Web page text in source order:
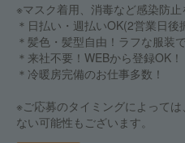
※マスク着用、消毒など感染防止
＊日払い・週払いOK(2営業日後
＊髪色・髪型自由！ラフな服装
＊来社不要！WEBから登録OK！
＊冷暖房完備のお仕事多数！
※ご応募のタイミングによって
ない可能性もございます。